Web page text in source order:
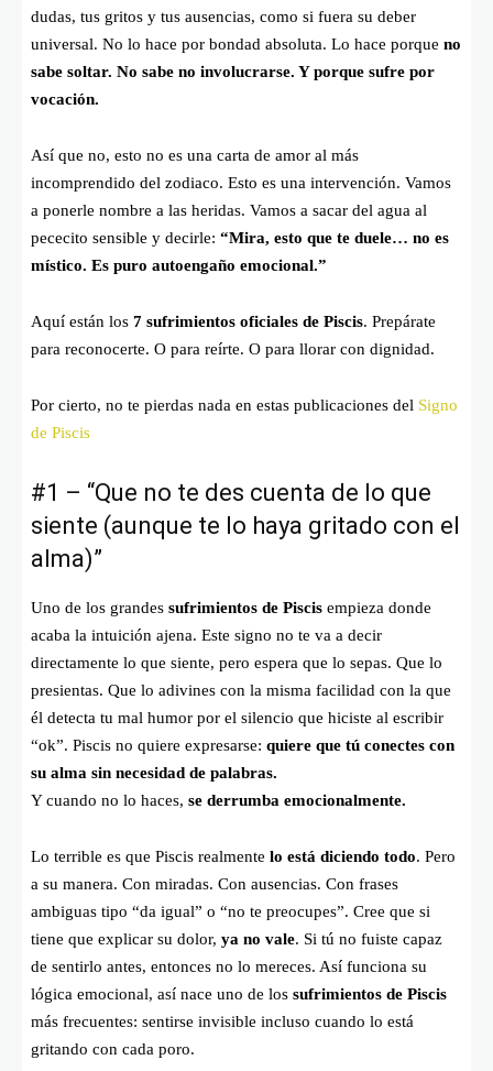
dudas, tus gritos y tus ausencias, como si fuera su deber
universal. No lo hace por bondad absoluta. Lo hace porque no
sabe soltar. No sabe no involucrarse. Y porque sufre por
vocación.
Así que no, esto no es una carta de amor al más
incomprendido del zodiaco. Esto es una intervención. Vamos
a ponerle nombre a las heridas. Vamos a sacar del agua al
pececito sensible y decirle: “Mira, esto que te duele… no es
místico. Es puro autoengaño emocional.”
Aquí están los 7 sufrimientos oficiales de Piscis. Prepárate
para reconocerte. O para reírte. O para llorar con dignidad.
Por cierto, no te pierdas nada en estas publicaciones del Signo
de Piscis
#1 – “Que no te des cuenta de lo que
siente (aunque te lo haya gritado con el
alma)”
Uno de los grandes sufrimientos de Piscis empieza donde
acaba la intuición ajena. Este signo no te va a decir
directamente lo que siente, pero espera que lo sepas. Que lo
presientas. Que lo adivines con la misma facilidad con la que
él detecta tu mal humor por el silencio que hiciste al escribir
“ok”. Piscis no quiere expresarse: quiere que tú conectes con
su alma sin necesidad de palabras.
Y cuando no lo haces, se derrumba emocionalmente.
Lo terrible es que Piscis realmente lo está diciendo todo. Pero
a su manera. Con miradas. Con ausencias. Con frases
ambiguas tipo “da igual” o “no te preocupes”. Cree que si
tiene que explicar su dolor, ya no vale. Si tú no fuiste capaz
de sentirlo antes, entonces no lo mereces. Así funciona su
lógica emocional, así nace uno de los sufrimientos de Piscis
más frecuentes: sentirse invisible incluso cuando lo está
gritando con cada poro.